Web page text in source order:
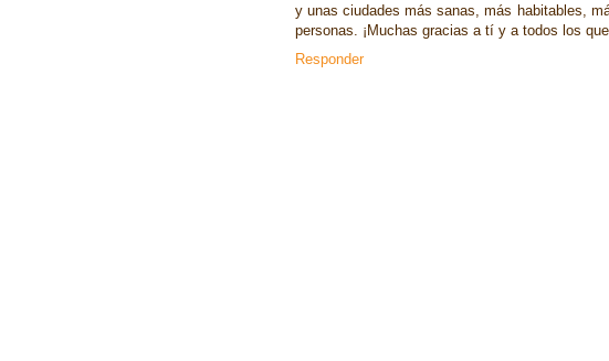
y unas ciudades más sanas, más habitables,
personas. ¡Muchas gracias a tí y a todos los
Responder